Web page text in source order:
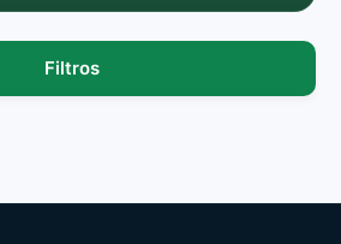
Filtros